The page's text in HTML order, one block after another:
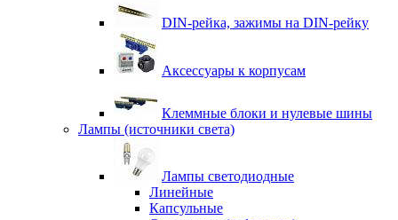
DIN-рейка, зажимы на DIN-рейку
Аксессуары к корпусам
Клеммные блоки и нулевые шины
Лампы (источники света)
Лампы светодиодные
Линейные
Капсульные